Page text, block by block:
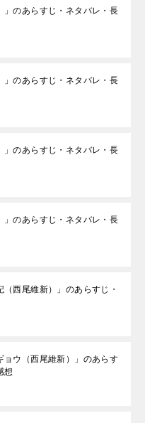
」のあらすじ・ネタバレ・長
」のあらすじ・ネタバレ・長
」のあらすじ・ネタバレ・長
」のあらすじ・ネタバレ・長
（西尾維新）」のあらすじ・
ョウ（西尾維新）」のあらす
想